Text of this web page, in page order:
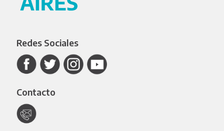
Redes Sociales
Contacto